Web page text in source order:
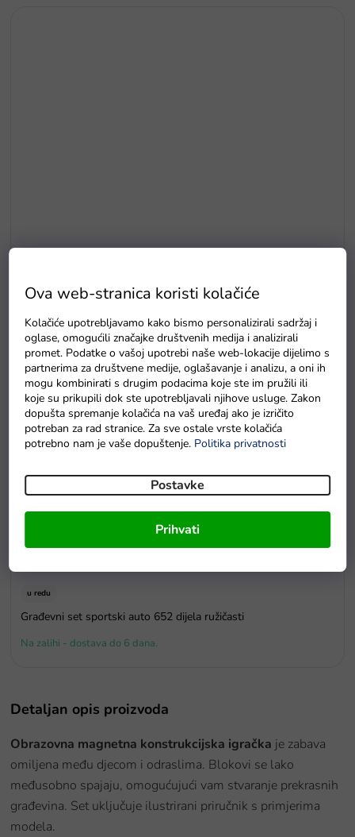
Ova web-stranica koristi kolačiće
Kolačiće upotrebljavamo kako bismo personalizirali sadržaj i
oglase, omogućili značajke društvenih medija i analizirali
promet. Podatke o vašoj upotrebi naše web-lokacije dijelimo s
partnerima za društvene medije, oglašavanje i analizu, a oni ih
mogu kombinirati s drugim podacima koje ste im pružili ili
koje su prikupili dok ste upotrebljavali njihove usluge. Zakon
dopušta spremanje kolačića na vaš uređaj ako je izričito
potreban za rad stranice. Za sve ostale vrste kolačića
potrebno nam je vaše dopuštenje. Politika privatnosti
Postavke
Prihvati
Drvene puzzle s brojevima magnetna šipka i ribice
u redu
Građevni set sportski auto 652 dijela ružičasti
Na zalihi - dostava do 6 dana.
Detaljan opis proizvoda
Obrazovna magnetna konstrukcijska igračka je zabava
omiljena među djecom i odraslima. Blokovi se lako
međusobno spajaju, omogućujući vam stvaranje prekrasnih
građevina. Set uključuje ilustrirani priručnik s primjerima
modela.